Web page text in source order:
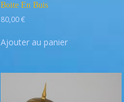
Boite En Buis
80,00€
Ajouter au panier